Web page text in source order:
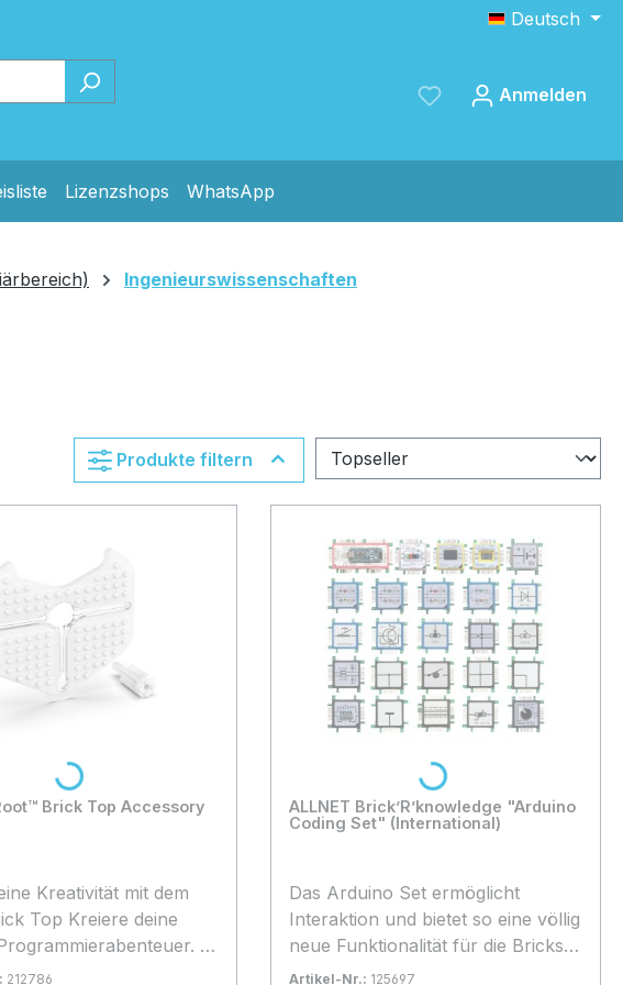
Deutsch
Anmelden
Lizenzshops WhatsApp
Ingenieurswissenschaften
Produkte filtern
Brick Top Accessory
Kreativität mit dem
Top Kreiere deine
-
Kreativität auf die
212786
Loading...
ALLNET Brick’R’knowledge "Arduino
Coding Set" (International)
Das Arduino Set ermöglicht
Interaktion und bietet so eine völlig
neue Funktionalität für die Bricks.
Mit dem Arduino Nano Brick
Artikel-Nr.: 125697
Loading...